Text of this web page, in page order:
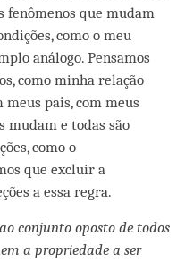
fenômenos que mudam
como o meu
análogo. Pensamos
como minha relação
pais, com meus
mudam e todas são
como o
que excluir a
a essa regra.
conjunto oposto de todos
a propriedade a ser